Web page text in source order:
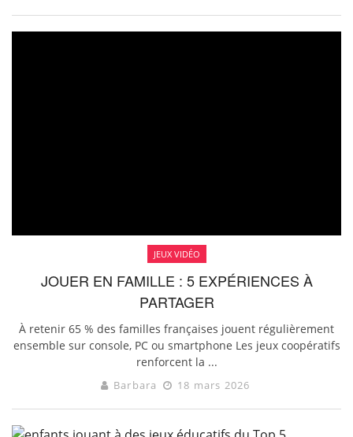
JEUX VIDÉO
JOUER EN FAMILLE : 5 EXPÉRIENCES À
PARTAGER
À retenir 65 % des familles françaises jouent régulièrement
ensemble sur console, PC ou smartphone Les jeux coopératifs
renforcent la ...
Barbara 18 mars 2026